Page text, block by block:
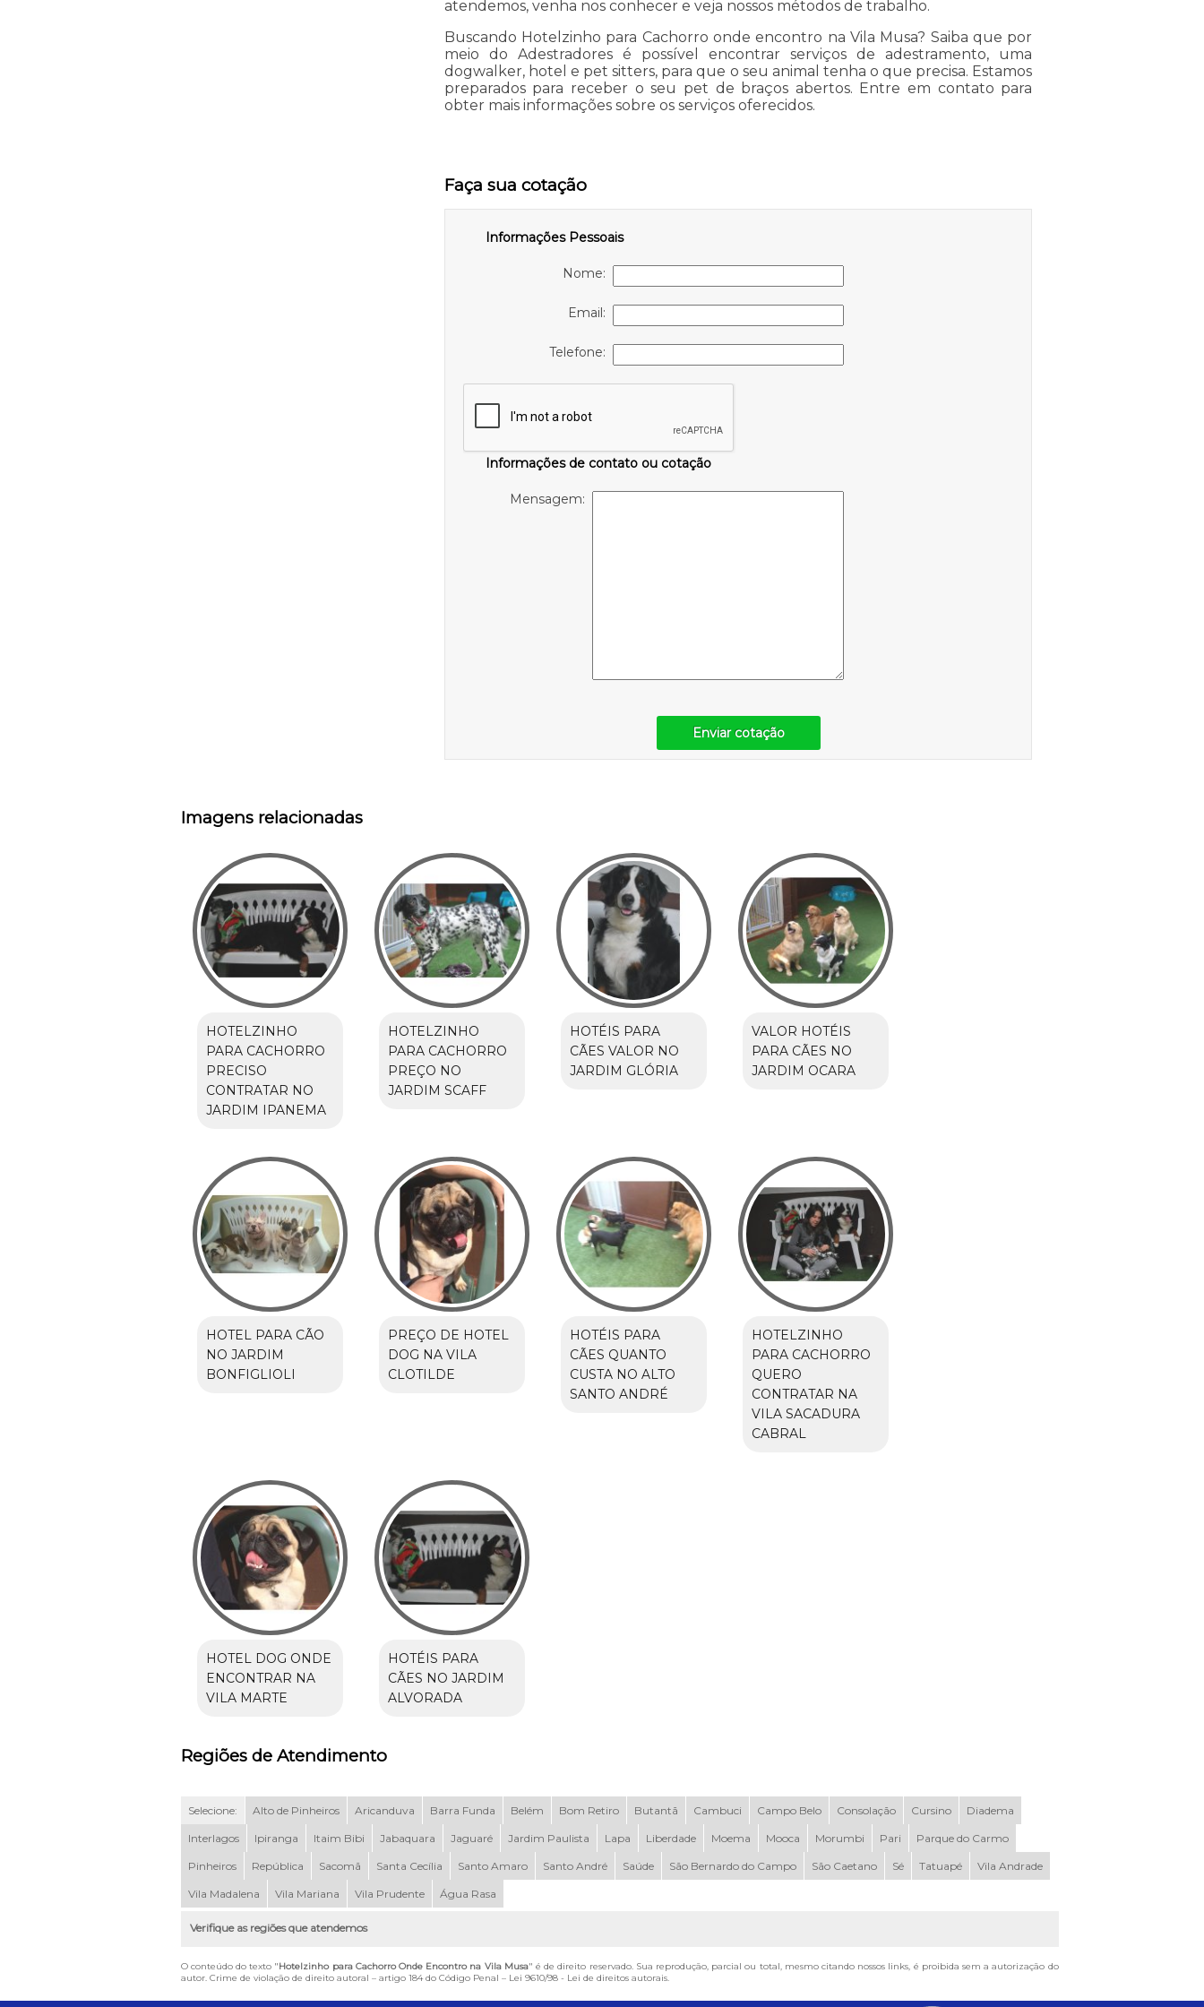
atendemos, venha nos conhecer e veja nossos métodos de trabalho.
Buscando Hotelzinho para Cachorro onde encontro na Vila Musa? Saiba que por
meio do Adestradores é possível encontrar serviços de adestramento, uma
dogwalker, hotel e pet sitters, para que o seu animal tenha o que precisa. Estamos
preparados para receber o seu pet de braços abertos. Entre em contato para
obter mais informações sobre os serviços oferecidos.
Faça sua cotação
Informações Pessoais
Nome:
Email:
Telefone:
Informações de contato ou cotação
Mensagem:
Enviar cotação
Imagens relacionadas
HOTELZINHO
PARA CACHORRO
PRECISO
CONTRATAR NO
JARDIM IPANEMA
HOTELZINHO
PARA CACHORRO
PREÇO NO
JARDIM SCAFF
HOTÉIS PARA
CÃES VALOR NO
JARDIM GLÓRIA
VALOR HOTÉIS
PARA CÃES NO
JARDIM OCARA
HOTEL PARA CÃO
NO JARDIM
BONFIGLIOLI
PREÇO DE HOTEL
DOG NA VILA
CLOTILDE
HOTÉIS PARA
CÃES QUANTO
CUSTA NO ALTO
SANTO ANDRÉ
HOTELZINHO
PARA CACHORRO
QUERO
CONTRATAR NA
VILA SACADURA
CABRAL
HOTEL DOG ONDE
ENCONTRAR NA
VILA MARTE
HOTÉIS PARA
CÃES NO JARDIM
ALVORADA
Regiões de Atendimento
Selecione: Alto de Pinheiros Aricanduva Barra Funda Belém Bom Retiro Butantã Cambuci Campo Belo Consolação Cursino Diadema
Interlagos Ipiranga Itaim Bibi Jabaquara Jaguaré Jardim Paulista Lapa Liberdade Moema Mooca Morumbi Pari Parque do Carmo
Pinheiros República Sacomã Santa Cecília Santo Amaro Santo André Saúde São Bernardo do Campo São Caetano Sé Tatuapé Vila Andrade
Vila Madalena Vila Mariana Vila Prudente Água Rasa
Verifique as regiões que atendemos
O conteúdo do texto "Hotelzinho para Cachorro Onde Encontro na Vila Musa" é de direito reservado. Sua reprodução, parcial ou total, mesmo citando nossos links, é proibida sem a autorização do
autor. Crime de violação de direito autoral – artigo 184 do Código Penal – Lei 9610/98 - Lei de direitos autorais.